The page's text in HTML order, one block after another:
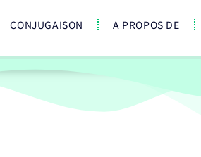
CONJUGAISON A PROPOS DE